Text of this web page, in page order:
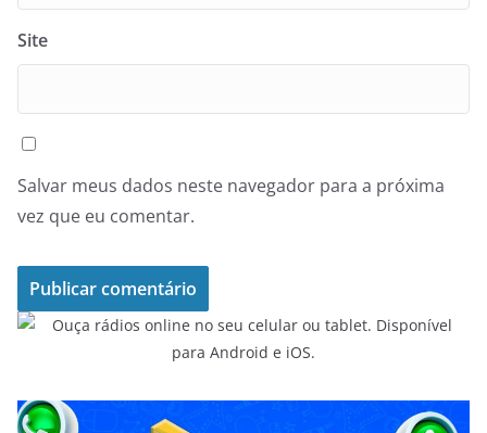
Site
Salvar meus dados neste navegador para a próxima
vez que eu comentar.